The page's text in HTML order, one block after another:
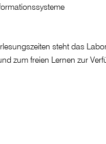
steht das
zum freien Lernen zur